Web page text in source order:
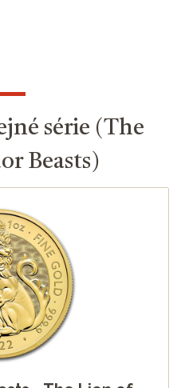
série (The
Beasts)